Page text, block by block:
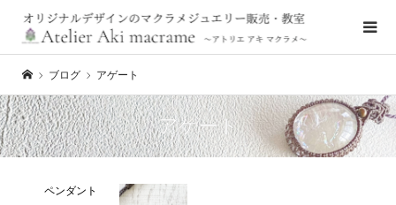
ブログ アゲート
アゲート
ペンダント